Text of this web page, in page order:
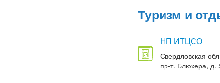
Туризм и
НП ИТЦСО
Свердловская
пр-т. Блюхера, д.